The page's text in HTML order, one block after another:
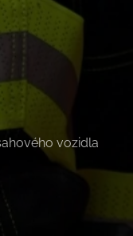
vozidla